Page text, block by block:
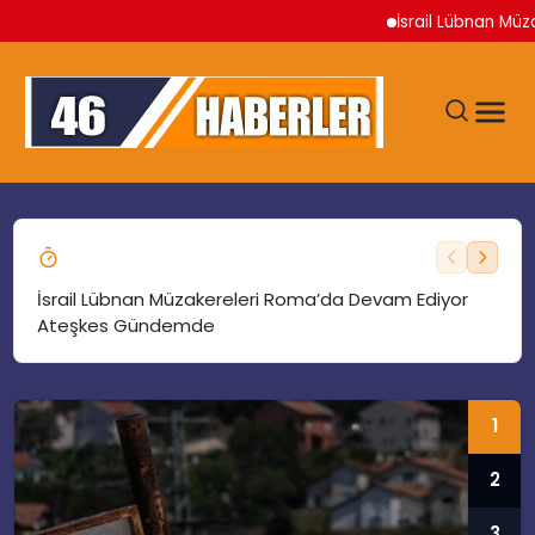
İsrail Lübnan
ANA SAYFA
GÜNDEM
EKONOMI
SIYASET
TEKNOLOJI
İsrail Lübnan Müzakereleri Roma’da Devam Ediyor
Ateşkes Gündemde
1
2